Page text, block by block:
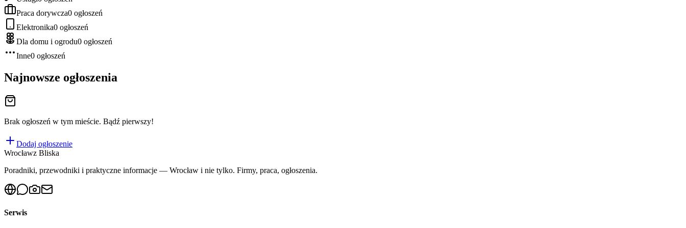
Praca dorywcza0 ogłoszeń
Elektronika0 ogłoszeń
Dla domu i ogrodu0 ogłoszeń
Inne0 ogłoszeń
Najnowsze ogłoszenia
Brak ogłoszeń w tym mieście. Bądź pierwszy!
Dodaj ogłoszenie
Wrocławz Bliska
Poradniki, przewodniki i praktyczne informacje — Wrocław i nie tylko. Firmy, praca, ogłoszenia.
Serwis